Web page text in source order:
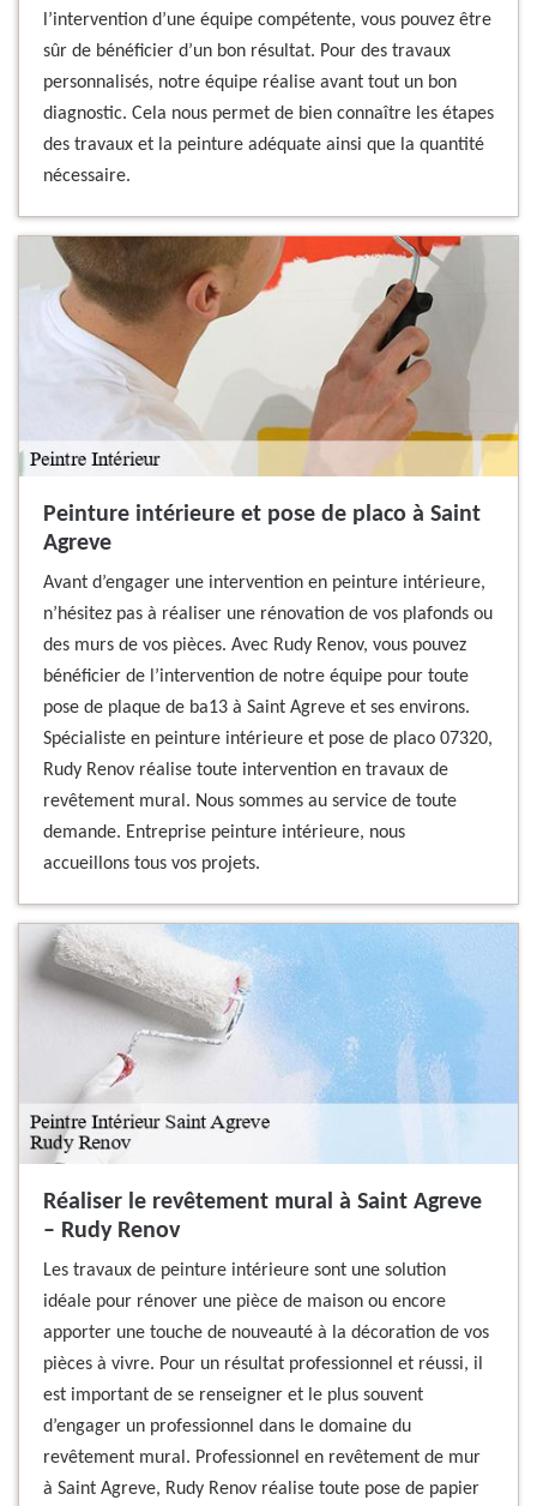
l’intervention d’une équipe compétente, vous pouvez être
sûr de bénéficier d’un bon résultat. Pour des travaux
personnalisés, notre équipe réalise avant tout un bon
diagnostic. Cela nous permet de bien connaître les étapes
des travaux et la peinture adéquate ainsi que la quantité
nécessaire.
Peinture intérieure et pose de placo à Saint
Agreve
Avant d’engager une intervention en peinture intérieure,
n’hésitez pas à réaliser une rénovation de vos plafonds ou
des murs de vos pièces. Avec Rudy Renov, vous pouvez
bénéficier de l’intervention de notre équipe pour toute
pose de plaque de ba13 à Saint Agreve et ses environs.
Spécialiste en peinture intérieure et pose de placo 07320,
Rudy Renov réalise toute intervention en travaux de
revêtement mural. Nous sommes au service de toute
demande. Entreprise peinture intérieure, nous
accueillons tous vos projets.
Réaliser le revêtement mural à Saint Agreve
– Rudy Renov
Les travaux de peinture intérieure sont une solution
idéale pour rénover une pièce de maison ou encore
apporter une touche de nouveauté à la décoration de vos
pièces à vivre. Pour un résultat professionnel et réussi, il
est important de se renseigner et le plus souvent
d’engager un professionnel dans le domaine du
revêtement mural. Professionnel en revêtement de mur
à Saint Agreve, Rudy Renov réalise toute pose de papier